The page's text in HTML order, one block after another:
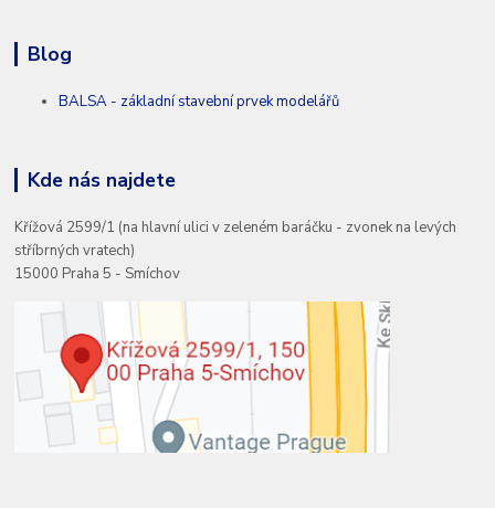
Blog
BALSA - základní stavební prvek modelářů
Kde nás najdete
Křížová 2599/1 (na hlavní ulici v zeleném baráčku - zvonek na levých
stříbrných vratech)
15000 Praha 5 - Smíchov